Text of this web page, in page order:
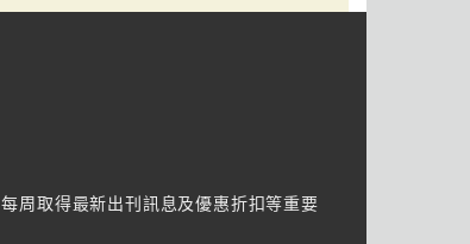
每周取得最新出刊訊息及優惠折扣等重要